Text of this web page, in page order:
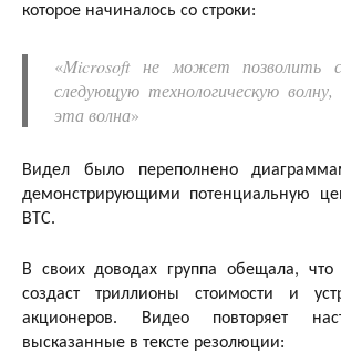
которое начиналось со строки:
«Microsoft не может позволить
следующую технологическую
эта волна»
Видел было переполнено
демонстрирующими потенциальную
BTC.
В своих доводах группа обещала, что
создаст триллионы стоимости и
акционеров. Видео повторяет
высказанные в тексте резолюции: